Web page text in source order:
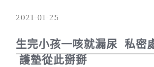
2021-01-25
生完小孩一咳就漏尿 私密
護墊從此